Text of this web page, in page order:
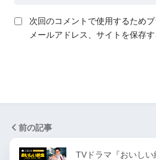
次回のコメントで使用するためブ
メールアドレス、サイトを保存す
前の記事
TVドラマ『おいし